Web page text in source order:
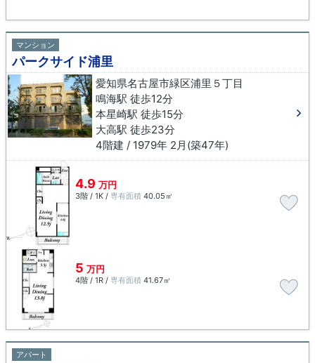
マンション
パークサイド浦里
愛知県名古屋市緑区浦里５丁目
鳴海駅 徒歩12分
本星崎駅 徒歩15分
大高駅 徒歩23分
4階建 / 1979年 2月(築47年)
4.9 万円
3階 / 1K / 専有面積 40.05㎡
5 万円
4階 / 1R / 専有面積 41.67㎡
アパート